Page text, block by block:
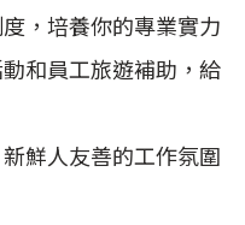
，培養你的專業實力
和員工旅遊補助，給
鮮人友善的工作氛圍